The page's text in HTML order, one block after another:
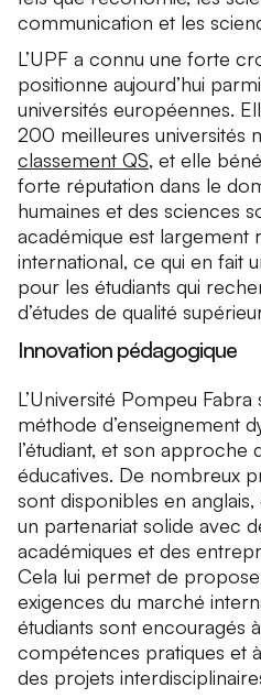
communication et les
L’UPF a connu une forte
positionne aujourd’hui
universités européennes.
200 meilleures universités
classement QS, et elle
forte réputation dans le
humaines et des sciences
académique est largement
international, ce qui en fait
pour les étudiants qui
d’études de qualité
Innovation pédagogique
L’Université Pompeu Fabra
méthode d’enseignement
l’étudiant, et son approche
éducatives. De nombreux
sont disponibles en
un partenariat solide avec
académiques et des
Cela lui permet de
exigences du marché
étudiants sont encouragés
compétences pratiques et
des projets